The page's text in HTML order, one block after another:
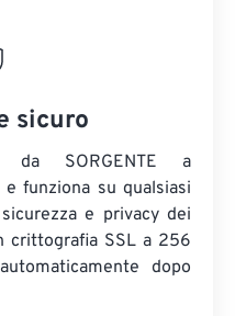
sicuro
SORGENTE a
funziona su qualsiasi
e privacy dei
SSL a 256
dopo